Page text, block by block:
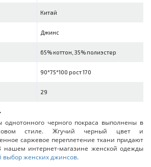
Китай
Джинс
65% коттон, 35% полиэстер
90*75*100 рост 170
29
черного покраса выполнены в
стиле. Жгучий черный цвет и
саржевое переплетение ткани придают
нашем интернет-магазине женской одежды
выбор женских джинсов.